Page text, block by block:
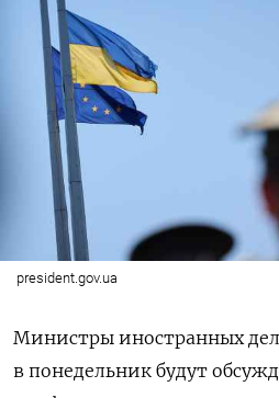
president.gov.ua
Министры иностранных
в понедельник будут